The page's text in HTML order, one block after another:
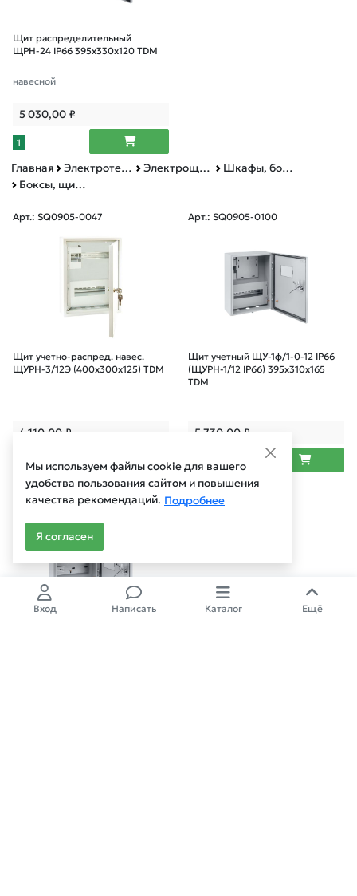
Щит распределительный
ЩРН-24 IP66 395х330х120 TDM
навесной
5 030,00₽
1
Главная Электротехническая продукция Электрощитовое оборудование
Шкафы, боксы, аксессуары
Боксы, щиты, ящики для наружной для установки
Арт.: SQ0905-0047
Щит учетно-распред. навес.
ЩУРН-3/12Э (400х300х125) TDM
4 110,00₽
Арт.: SQ0905-0100
Щит учетный ЩУ-1ф/1-0-12 IP66
(ЩУРН-1/12 IP66) 395х310х165
TDM
5 730,00₽
Арт.: SQ0905-0093
Мы используем файлы cookie для вашего
удобства пользования сайтом и повышения
качества рекомендаций. Подробнее
Я согласен
Вход Написать Каталог Ещё